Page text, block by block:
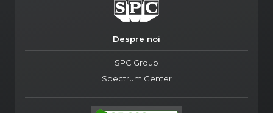
Despre noi
SPC Group
Spectrum Center